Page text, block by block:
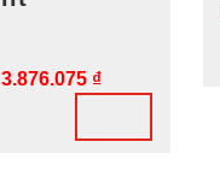
3.876.075 ₫